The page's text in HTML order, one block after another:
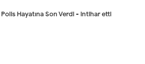
Polis Hayatına Son Verdi - intihar etti